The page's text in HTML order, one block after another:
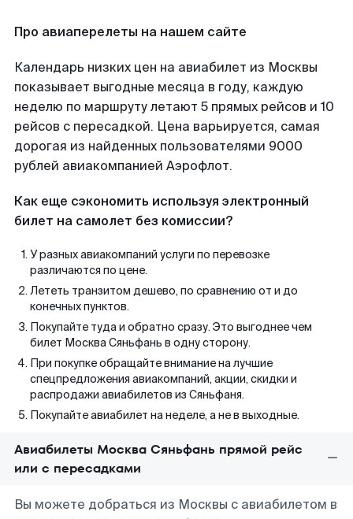
Про авиаперелеты на нашем сайте
Календарь низких цен на авиабилет из Москвы
показывает выгодные месяца в году, каждую
неделю по маршруту летают 5 прямых рейсов и 10
рейсов с пересадкой. Цена варьируется, самая
дорогая из найденных пользователями 9000
рублей авиакомпанией Аэрофлот.
Как еще сэкономить используя электронный
билет на самолет без комиссии?
У разных авиакомпаний услуги по перевозке
различаются по цене.
Лететь транзитом дешево, по сравнению от и до
конечных пунктов.
Покупайте туда и обратно сразу. Это выгоднее чем
билет Москва Сяньфань в одну сторону.
При покупке обращайте внимание на лучшие
спецпредложения авиакомпаний, акции, скидки и
распродажи авиабилетов из Сяньфаня.
Покупайте авиабилет на неделе, а не в выходные.
Авиабилеты Москва Сяньфань прямой рейс
или с пересадками
Вы можете добраться из Москвы с авиабилетом в